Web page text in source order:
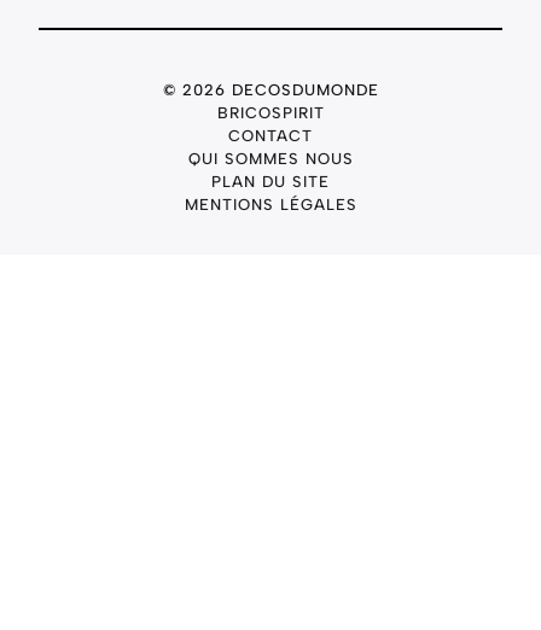
© 2026 DECOSDUMONDE
BRICOSPIRIT
CONTACT
QUI SOMMES NOUS
PLAN DU SITE
MENTIONS LÉGALES